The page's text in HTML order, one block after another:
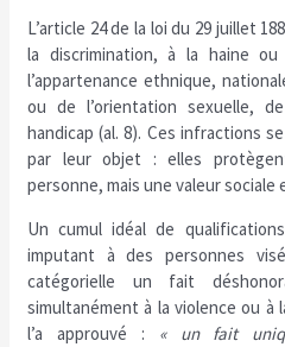
L’article 24 de la loi du 29 juillet
la discrimination, à la haine
l’appartenance ethnique,
ou de l’orientation sexuelle,
handicap (al. 8). Ces infractions
par leur objet : elles
personne, mais une valeur sociale
Un cumul idéal de
imputant à des personnes
catégorielle un fait
simultanément à la violence ou à
l’a approuvé : « un fait